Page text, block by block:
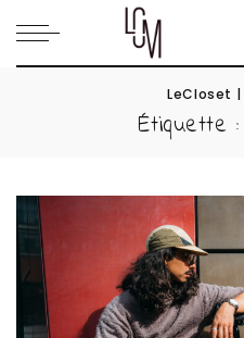
LeCloset |
Étiquette :